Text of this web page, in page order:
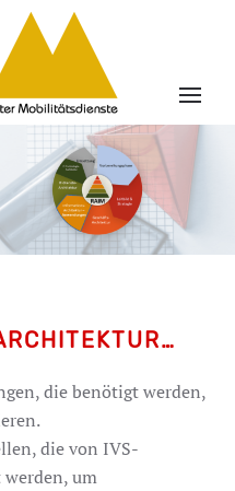
die benötigt werden,
die von IVS-
um